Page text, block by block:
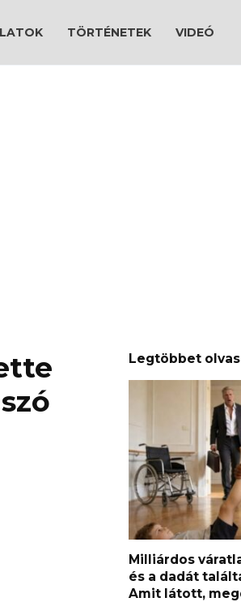
TÖRTÉNETEK VIDEÓ
Legtöbbet
Milliárdos
és a dadát
Amit látott,